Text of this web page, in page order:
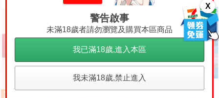
X
警告啟事
未滿18歲者請勿瀏覽及購買本區商品
我已滿18歲,進入本區
我未滿18歲,禁止進入